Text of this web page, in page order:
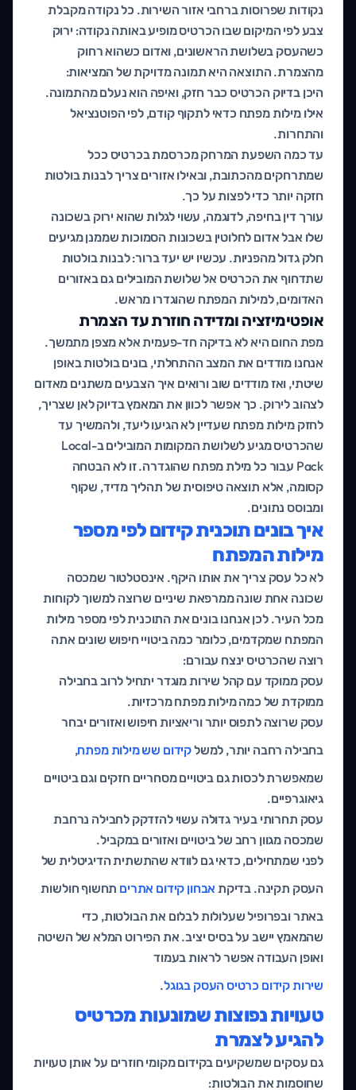
נקודות שפרוסות ברחבי אזור השירות. כל נקודה מקבלת
צבע לפי המיקום שבו הכרטיס מופיע באותה נקודה: ירוק
כשהעסק בשלושת הראשונים, ואדום כשהוא רחוק
מהצמרת. התוצאה היא תמונה מדויקת של המציאות:
היכן בדיוק הכרטיס כבר חזק, ואיפה הוא נעלם מהתמונה.
אילו מילות מפתח כדאי לתקוף קודם, לפי הפוטנציאל
והתחרות.
עד כמה השפעת המרחק מכרסמת בכרטיס ככל
שמתרחקים מהכתובת, ובאילו אזורים צריך לבנות בולטות
חזקה יותר כדי לפצות על כך.
עורך דין בחיפה, לדוגמה, עשוי לגלות שהוא ירוק בשכונה
שלו אבל אדום לחלוטין בשכונות הסמוכות שממנן מגיעים
חלק גדול מהפניות. עכשיו יש יעד ברור: לבנות בולטות
שתדחוף את הכרטיס אל שלושת המובילים גם באזורים
האדומים, למילות המפתח שהוגדרו מראש.
אופטימיזציה ומדידה חוזרת עד הצמרת
מפת החום היא לא בדיקה חד-פעמית אלא מצפן מתמשך.
אנחנו מודדים את המצב ההתחלתי, בונים בולטות באופן
שיטתי, ואז מודדים שוב ורואים איך הצבעים משתנים מאדום
לצהוב לירוק. כך אפשר לכוון את המאמץ בדיוק לאן שצריך,
לחזק מילות מפתח שעדיין לא הגיעו ליעד, ולהמשיך עד
שהכרטיס מגיע לשלושת המקומות המובילים ב-Local
Pack עבור כל מילת מפתח שהוגדרה. זו לא הבטחה
קסומה, אלא תוצאה טיפוסית של תהליך מדיד, שקוף
ומבוסס נתונים.
איך בונים תוכנית קידום לפי מספר
מילות המפתח
לא כל עסק צריך את אותו היקף. אינסטלטור שמכסה
שכונה אחת שונה ממרפאת שיניים שרוצה למשוך לקוחות
מכל העיר. לכן אנחנו בונים את התוכנית לפי מספר מילות
המפתח שמקדמים, כלומר כמה ביטויי חיפוש שונים אתה
רוצה שהכרטיס ינצח עבורם:
עסק ממוקד עם קהל שירות מוגדר יתחיל לרוב בחבילה
ממוקדת של כמה מילות מפתח מרכזיות.
עסק שרוצה לתפוס יותר וריאציות חיפוש ואזורים יבחר
בחבילה רחבה יותר, למשלקידום שש מילות מפתח,
שמאפשרת לכסות גם ביטויים מסחריים חזקים וגם ביטויים
גיאוגרפיים.
עסק תחרותי בעיר גדולה עשוי להזדקק לחבילה נרחבת
שמכסה מגוון רחב של ביטויים ואזורים במקביל.
לפני שמתחילים, כדאי גם לוודא שהתשתית הדיגיטלית של
העסק תקינה. בדיקת אבחון קידום אתרים תחשוף חולשות
באתר ובפרופיל שעלולות לבלום את הבולטות, כדי
שהמאמץ יישב על בסיס יציב. את הפירוט המלא של השיטה
ואופן העבודה אפשר לראות בעמוד
שירות קידום כרטיס העסק בגוגל.
טעויות נפוצות שמונעות מכרטיס
להגיע לצמרת
גם עסקים שמשקיעים בקידום מקומי חוזרים על אותן טעויות
שחוסמות את הבולטות: